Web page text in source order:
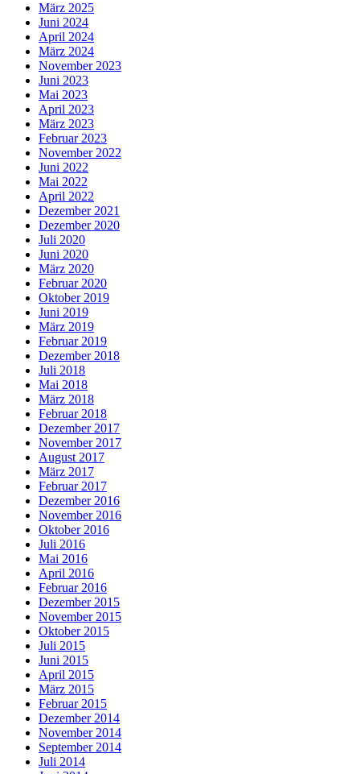
März 2025
Juni 2024
April 2024
März 2024
November 2023
Juni 2023
Mai 2023
April 2023
März 2023
Februar 2023
November 2022
Juni 2022
Mai 2022
April 2022
Dezember 2021
Dezember 2020
Juli 2020
Juni 2020
März 2020
Februar 2020
Oktober 2019
Juni 2019
März 2019
Februar 2019
Dezember 2018
Juli 2018
Mai 2018
März 2018
Februar 2018
Dezember 2017
November 2017
August 2017
März 2017
Februar 2017
Dezember 2016
November 2016
Oktober 2016
Juli 2016
Mai 2016
April 2016
Februar 2016
Dezember 2015
November 2015
Oktober 2015
Juli 2015
Juni 2015
April 2015
März 2015
Februar 2015
Dezember 2014
November 2014
September 2014
Juli 2014